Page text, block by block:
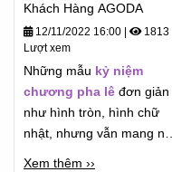
Khách Hàng AGODA
12/11/2022 16:00
1813
Lượt xem
Những mẫu kỷ niệm
chương pha lê đơn giản
như hình tròn, hình chữ
nhật, nhưng vẫn mang nét
Xem thêm ››